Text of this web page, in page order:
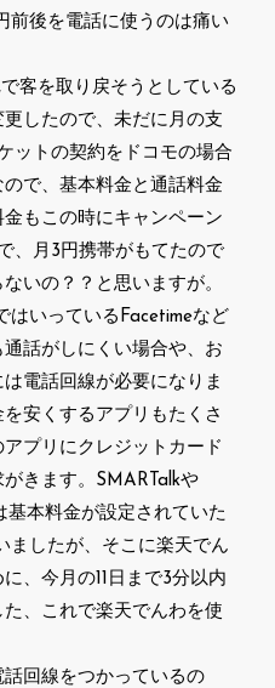
前後を電話に使うのは痛い
客を取り戻そうとしている
したので、未だに月の支
ットの契約をドコモの場合
で、基本料金と通話料金
もこの時にキャンペーン
、月3円携帯がもてたので
いの？？と思いますが。
はいっているFacetimeなど
話がしにくい場合や、お
電話回線が必要になりま
安くするアプリもたくさ
プリにクレジットカード
きます。SMARTalkや
本料金が設定されていた
ましたが、そこに楽天でん
、今月の11日まで3分以内
、これで楽天でんわを使
回線をつかっているの